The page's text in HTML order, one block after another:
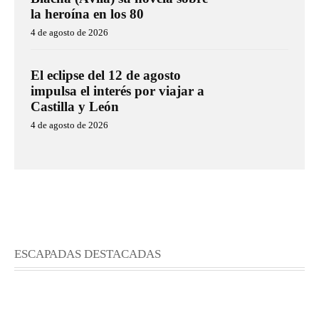
la heroína en los 80
4 de agosto de 2026
El eclipse del 12 de agosto
impulsa el interés por viajar a
Castilla y León
4 de agosto de 2026
ESCAPADAS DESTACADAS